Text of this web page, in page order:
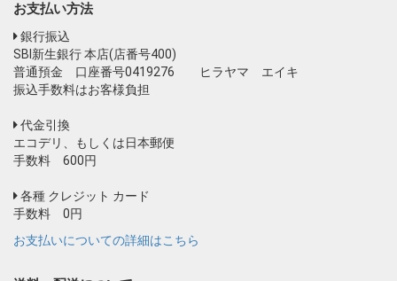
お支払い方法
銀行振込
SBI新生銀行 本店(店番号400)
普通預金 口座番号0419276 ヒラヤマ エイキ
振込手数料はお客様負担
代金引換
エコデリ、もしくは日本郵便
手数料 600円
各種 クレジット カード
手数料 0円
お支払いについての詳細はこちら